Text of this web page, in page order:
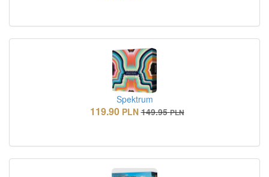
Spektrum
119.90 PLN 149.95 PLN